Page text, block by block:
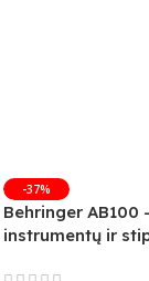
-37%
Behringer AB100
instrumentų ir